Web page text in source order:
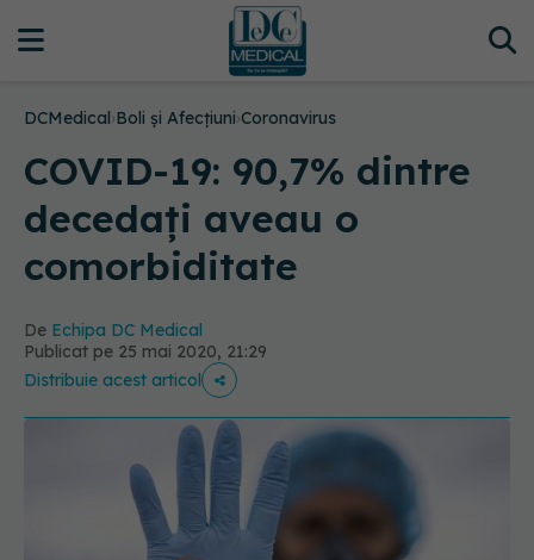
DCMedical›Boli și Afecțiuni›Coronavirus
COVID-19: 90,7% dintre
decedați aveau o
comorbiditate
De Echipa DC Medical
Publicat pe 25 mai 2020, 21:29
Distribuie acest articol